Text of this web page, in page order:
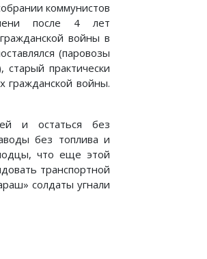
коммунистов
после 4 лет
войны в
(паровозы
практически
гражданской войны.
и остаться без
без топлива и
что еще этой
транспортной
солдаты угнали